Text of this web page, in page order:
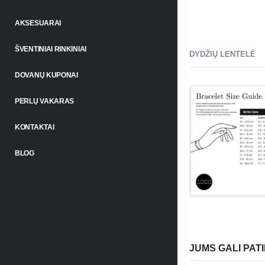
AKSESUARAI
ŠVENTINIAI RINKINIAI
DOVANŲ KUPONAI
PERLŲ VAKARAS
KONTAKTAI
BLOG
DYDŽIŲ LENTELĖ
JUMS GALI